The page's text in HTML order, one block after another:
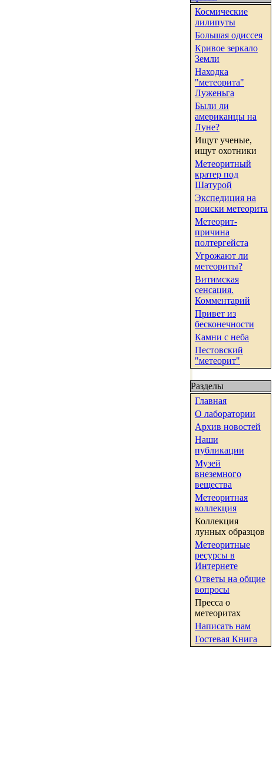
Космические
лилипуты
Большая одиссея
Кривое зеркало
Земли
Находка
"метеорита"
Луженьга
Были ли
американцы на
Луне?
Ищут ученые,
ищут охотники
Метеоритный
кратер под
Шатурой
Экспедиция на
поиски метеорита
Метеорит-
причина
полтергейста
Угрожают ли
метеориты?
Витимская
сенсация.
Комментарий
Привет из
бесконечности
Камни с неба
Пестовский
"метеорит"
Разделы
Главная
О лаборатории
Архив новостей
Наши
публикации
Музей
внеземного
вещества
Метеоритная
коллекция
Коллекция
лунных образцов
Метеоритные
ресурсы в
Интернете
Ответы на общие
вопросы
Пресса о
метеоритах
Написать нам
Гостевая Книга